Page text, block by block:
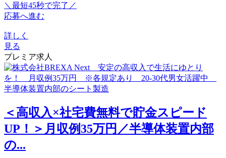
＼最短45秒で完了／
応募へ進む
詳しく
見る
プレミア求人
＜高収入×社宅費無料で貯金スピード
UP！＞月収例35万円／半導体装置内部
の...